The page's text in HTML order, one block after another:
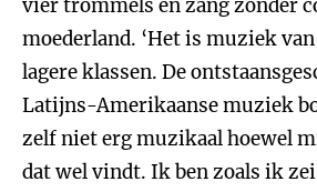
vier trommels en zang zonder
moederland. ‘Het is muziek
lagere klassen. De
Latijns-Amerikaanse muziek
zelf niet erg muzikaal hoewel
dat wel vindt. Ik ben zoals ik